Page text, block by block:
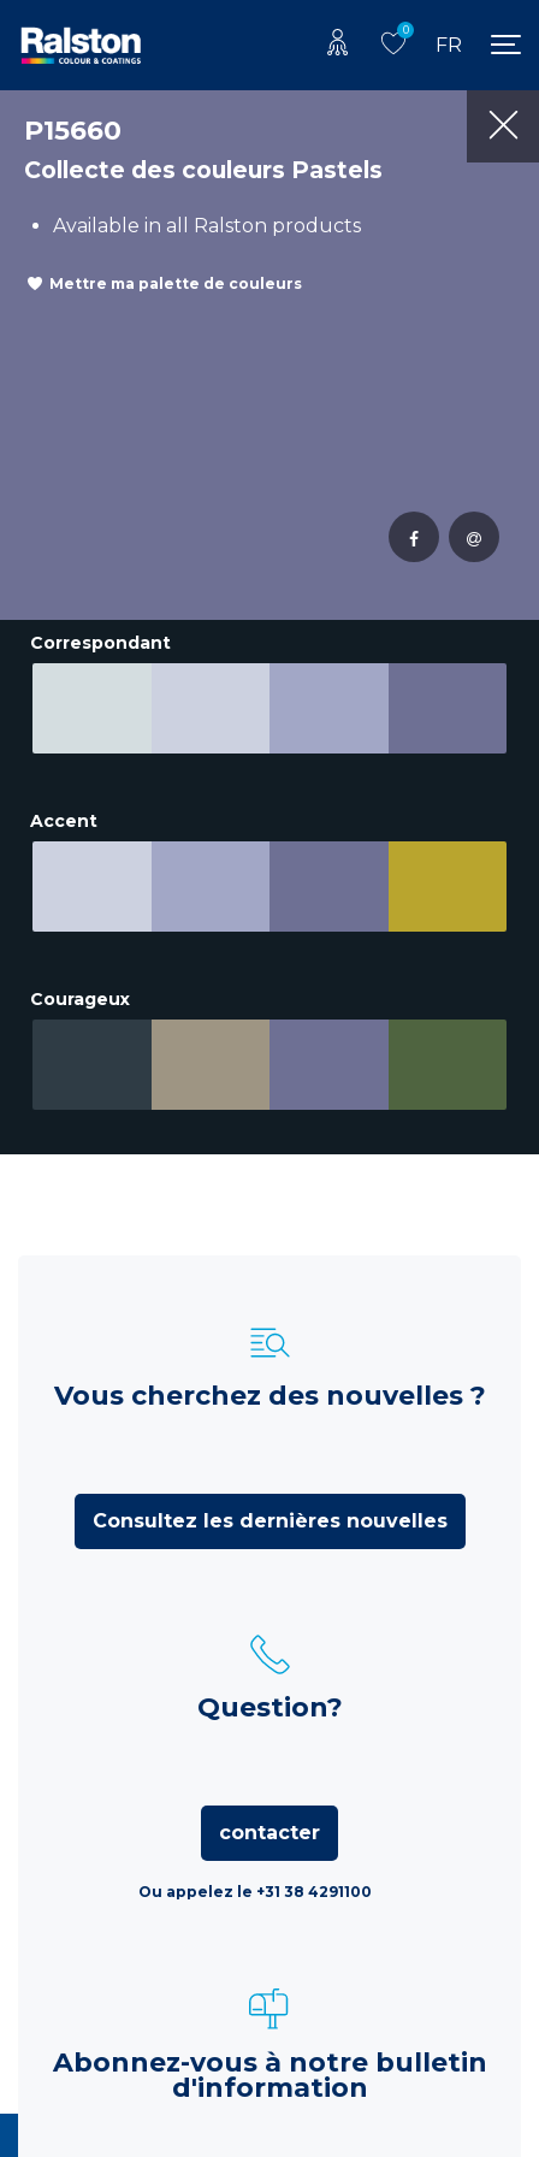
0
FR
P15660
Collecte des couleurs Pastels
Available in all Ralston products
Mettre ma palette de couleurs
Correspondant
Accent
Courageux
Vous cherchez des nouvelles ?
Consultez les dernières nouvelles
Question?
contacter
Ou appelez le +31 38 4291100
Abonnez-vous à notre bulletin
d'information